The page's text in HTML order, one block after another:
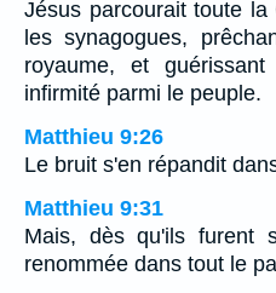
Jésus parcourait toute
les synagogues,
royaume, et
infirmité parmi le peuple.
Matthieu 9:26
Le bruit s'en répandit
Matthieu 9:31
Mais, dès qu'ils furent
renommée dans tout le